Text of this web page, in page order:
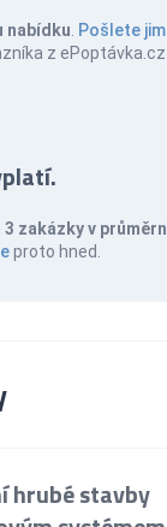
nabídku Pošlete jim
z ePoptávka.cz
3 zakázky v
proto hned.
hrubé stavby